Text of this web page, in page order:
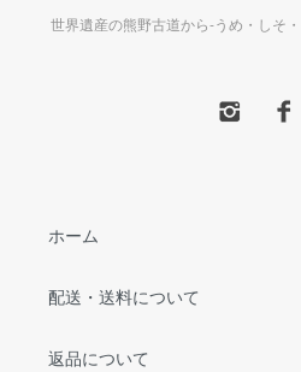
世界遺産の熊野古道から-うめ・しそ
ホーム
配送・送料について
返品について